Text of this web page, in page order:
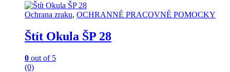
Ochrana zraku, OCHRANNÉ PRACOVNÉ POMOCKY
Štít Okula ŠP 28
0 out of 5
(0)